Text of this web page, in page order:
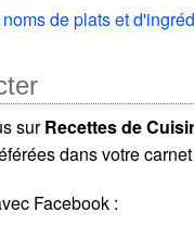
de plats et
surRecettes de
dans votre
Facebook :